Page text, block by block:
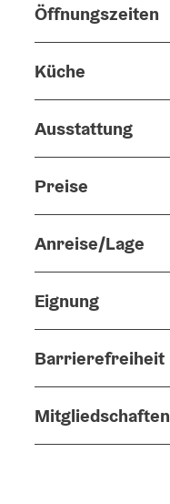
Öffnungszeiten
Küche
Ausstattung
Preise
Anreise/Lage
Eignung
Barrierefreiheit
Mitgliedschaften